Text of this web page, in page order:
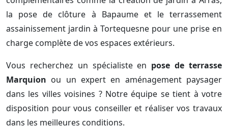
la pose de clôture à Bapaume et le terrassement
assainissement jardin à Tortequesne pour une prise en
charge complète de vos espaces extérieurs.
Vous recherchez un spécialiste en pose de terrasse
Marquion ou un expert en aménagement paysager
dans les villes voisines ? Notre équipe se tient à votre
disposition pour vous conseiller et réaliser vos travaux
dans les meilleures conditions.